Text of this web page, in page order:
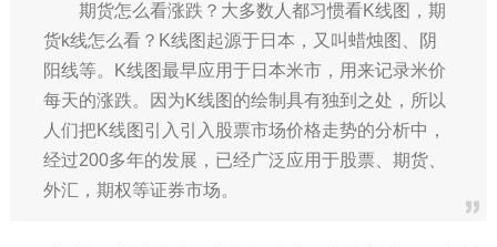
期货怎么看涨跌？大多数人都习惯看K线图，期
货k线怎么看？K线图起源于日本，又叫蜡烛图、阴
阳线等。K线图最早应用于日本米市，用来记录米价
每天的涨跌。因为K线图的绘制具有独到之处，所以
人们把K线图引入引入股票市场价格走势的分析中，
经过200多年的发展，已经广泛应用于股票、期货、
外汇，期权等证券市场。